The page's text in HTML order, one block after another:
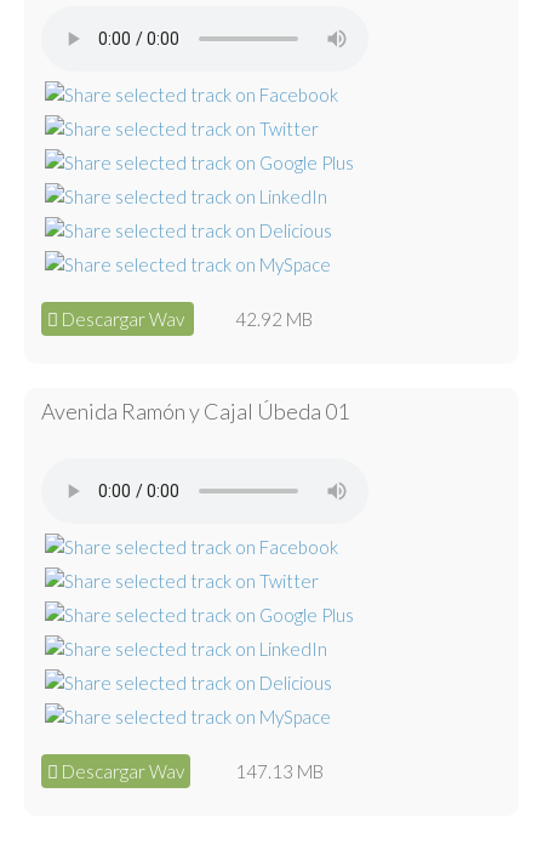
Descargar Wav 42.92 MB
Avenida Ramón y Cajal Úbeda 01
Descargar Wav 147.13 MB